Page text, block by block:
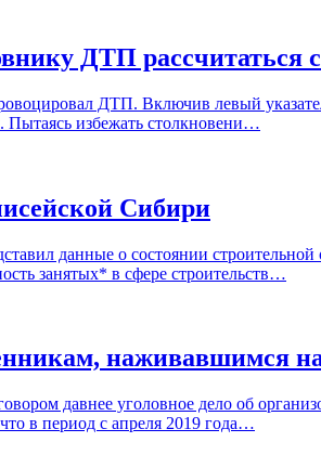
ДТП рассчитаться
ДТП. Включив левый
Пытаясь избежать столкновени…
Сибири
данные о состоянии
занятых* в сфере строительств…
наживавшимся
давнее уголовное дело об
в период с апреля 2019 года…